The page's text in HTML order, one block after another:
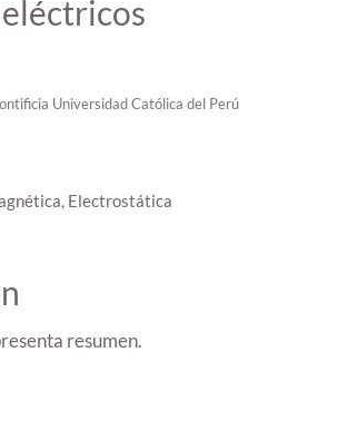
Universidad Católica del Perú
Electrostática
resumen.